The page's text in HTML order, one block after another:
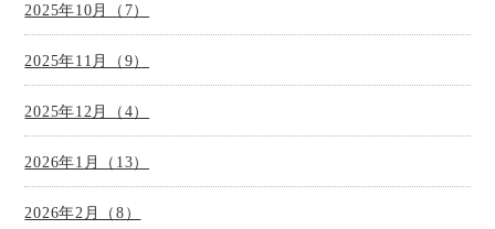
2025年10月（7）
2025年11月（9）
2025年12月（4）
2026年1月（13）
2026年2月（8）